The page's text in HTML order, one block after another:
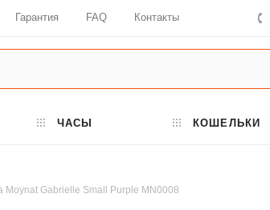
Гарантия FAQ Контакты
ЧАСЫ КОШЕЛЬКИ
Moynat Gabrielle Small Purple MN0008